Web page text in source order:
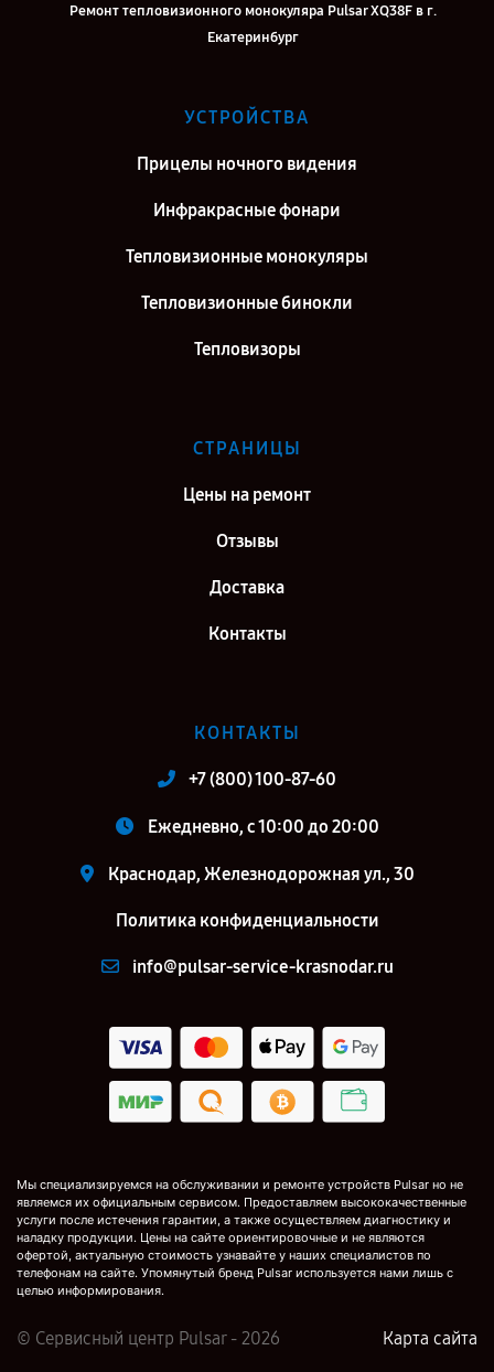
Ремонт тепловизионного монокуляра Pulsar XQ38F в г.
Екатеринбург
Ремонт тепловизионного монокуляра Pulsar XQ38F в г. Москва
Петербург
УСТРОЙСТВА
Прицелы ночного видения
Инфракрасные фонари
Тепловизионные монокуляры
Тепловизионные бинокли
Тепловизоры
СТРАНИЦЫ
Цены на ремонт
Отзывы
Доставка
Контакты
КОНТАКТЫ
+7 (800) 100-87-60
Ежедневно, с 10:00 до 20:00
Краснодар, Железнодорожная ул., 30
Политика конфиденциальности
info@pulsar-service-krasnodar.ru
Мы специализируемся на обслуживании и ремонте устройств Pulsar но не
являемся их официальным сервисом. Предоставляем высококачественные
услуги после истечения гарантии, а также осуществляем диагностику и
наладку продукции. Цены на сайте ориентировочные и не являются
офертой, актуальную стоимость узнавайте у наших специалистов по
телефонам на сайте. Упомянутый бренд Pulsar используется нами лишь с
целью информирования.
© Сервисный центр Pulsar - 2026 Карта сайта